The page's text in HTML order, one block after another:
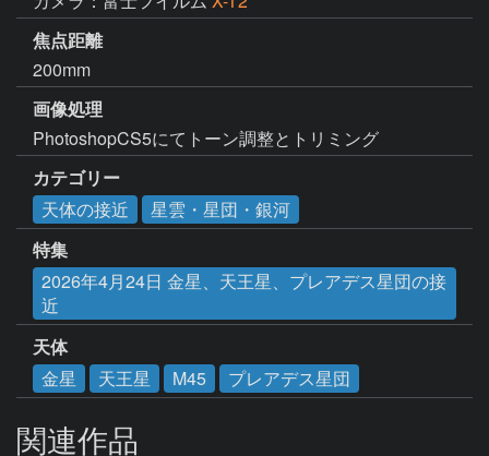
焦点距離
200mm
画像処理
PhotoshopCS5にてトーン調整とトリミング
カテゴリー
天体の接近
星雲・星団・銀河
特集
2026年4月24日 金星、天王星、プレアデス星団の接
近
天体
金星
天王星 M45 プレアデス星団
関連作品